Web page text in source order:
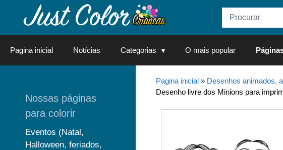
Pagina inicial Notícias Categorias O mais popular
Pagina inicial» Desenhos animados,
Desenho livre dos Minions para
Nossas páginas
para colorir
Eventos (Natal,
Halloween, feriados,